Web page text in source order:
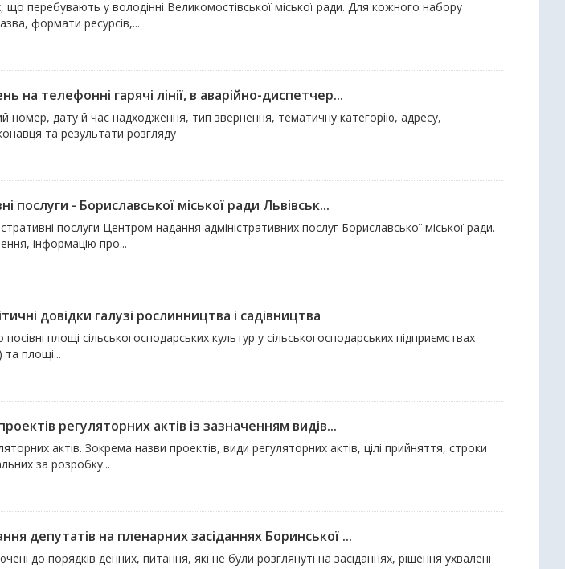
що перебувають у володінні Великомостівської міської ради. Для кожного набору
формати ресурсів,...
на телефонні гарячі лінії, в аварійно-диспетчер...
номер, дату й час надходження, тип звернення, тематичну категорію, адресу,
та результати розгляду
послуги - Бориславської міської ради Львівськ...
послуги Центром надання адміністративних послуг Бориславської міської ради.
інформацію про...
довідки галузі рослинництва і садівництва
площі сільськогосподарських культур у сільськогосподарських підприємствах
та площі...
регуляторних актів із зазначенням видів...
актів. Зокрема назви проектів, види регуляторних актів, цілі прийняття, строки
за розробку...
депутатів на пленарних засіданнях Боринської ...
до порядків денних, питання, які не були розглянуті на засіданнях, рішення ухвалені